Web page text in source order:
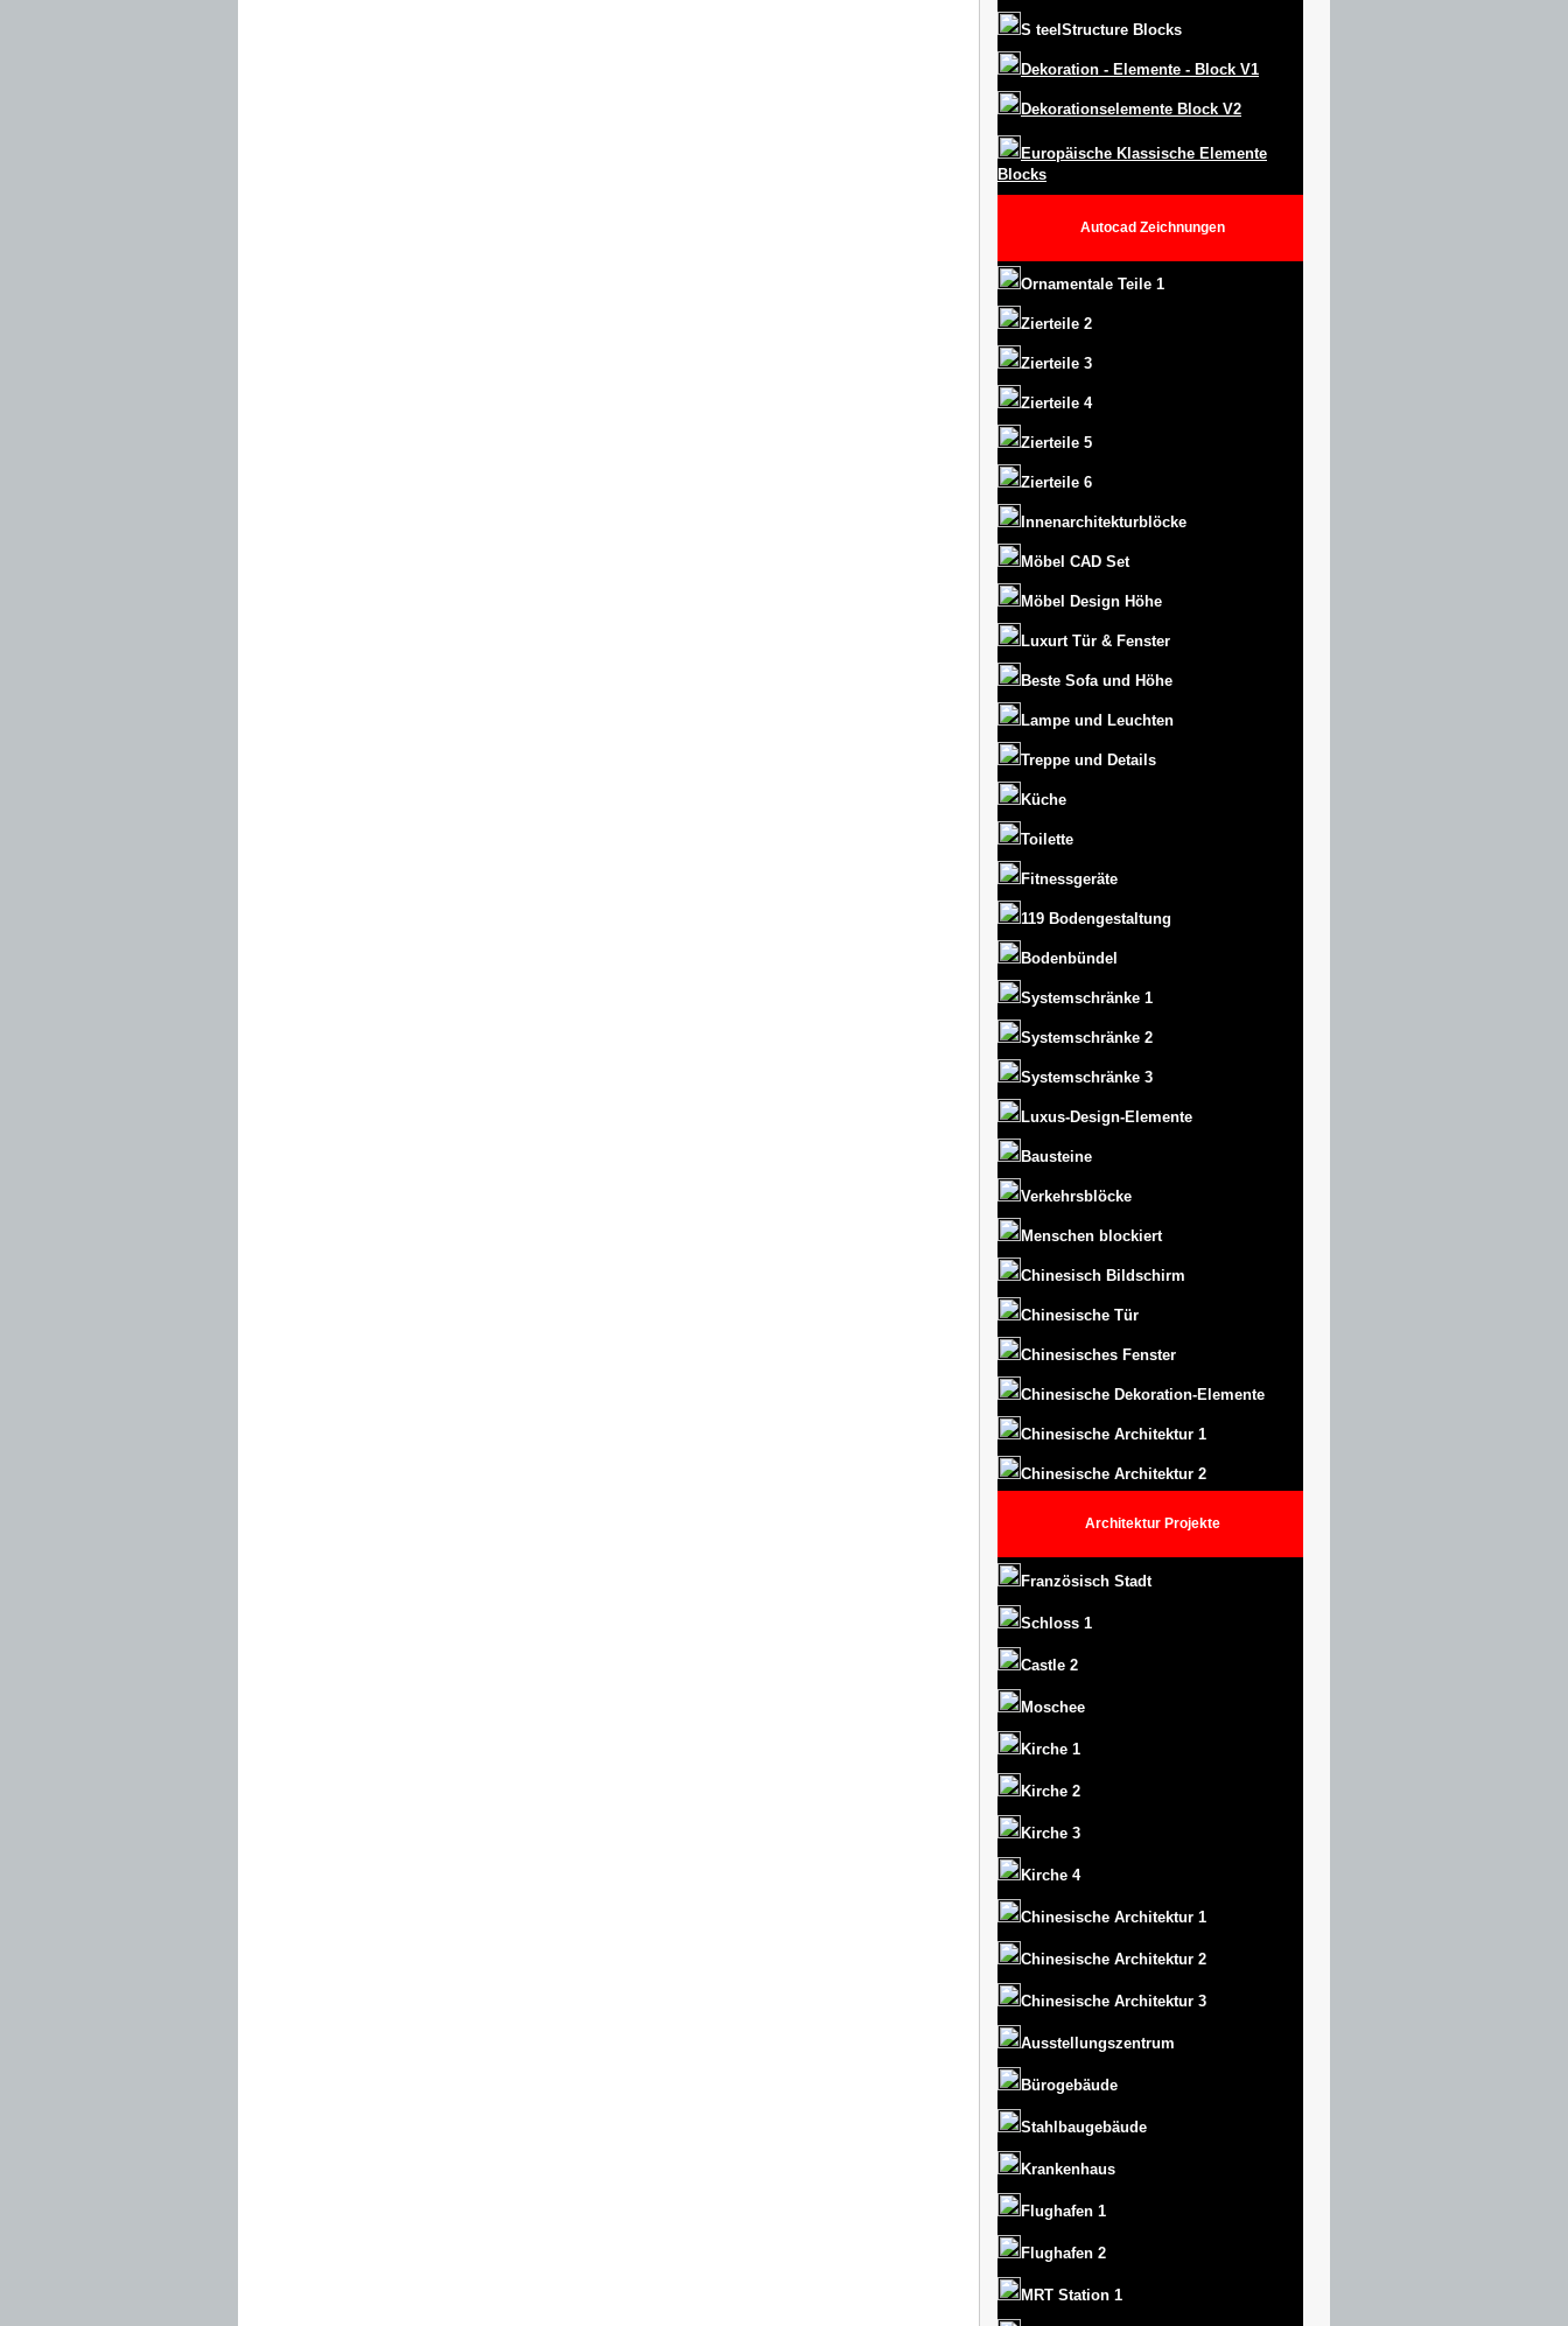
S teel Structure Blocks
Dekoration - Elemente - Block V1
Dekorationselemente Block V2
Europäische Klassische Elemente
Blocks
Autocad Zeichnungen
Ornamentale Teile 1
Zierteile 2
Zierteile 3
Zierteile 4
Zierteile 5
Zierteile 6
Innenarchitekturblöcke
Möbel CAD Set
Möbel Design Höhe
Luxurt Tür & Fenster
Beste Sofa und Höhe
Lampe und Leuchten
Treppe und Details
Küche
Toilette
Fitnessgeräte
119 Bodengestaltung
Bodenbündel
Systemschränke 1
Systemschränke 2
Systemschränke 3
Luxus-Design-Elemente
Bausteine
Verkehrsblöcke
Menschen blockiert
Chinesisch Bildschirm
Chinesische Tür
Chinesisches Fenster
Chinesische Dekoration-Elemente
Chinesische Architektur 1
Chinesische Architektur 2
Architektur Projekte
Französisch Stadt
Schloss 1
Castle 2
Moschee
Kirche 1
Kirche 2
Kirche 3
Kirche 4
Chinesische Architektur 1
Chinesische Architektur 2
Chinesische Architektur 3
Ausstellungszentrum
Bürogebäude
Stahlbaugebäude
Krankenhaus
Flughafen 1
Flughafen 2
MRT Station 1